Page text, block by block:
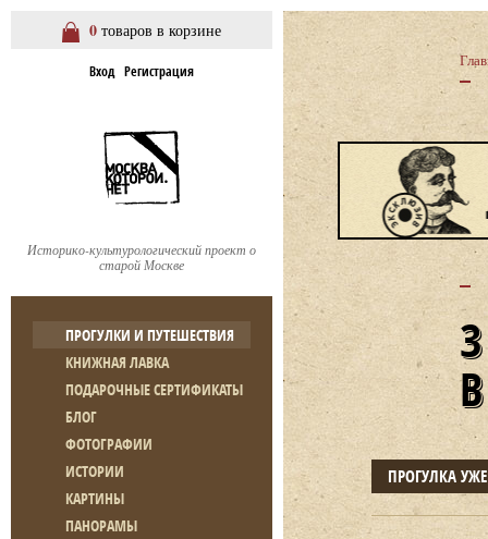
0 товаров в корзине
Вход Регистрация
Историко-культурологический проект о
старой Москве
ПРОГУЛКИ И ПУТЕШЕСТВИЯ
КНИЖНАЯ ЛАВКА
ПОДАРОЧНЫЕ СЕРТИФИКАТЫ
БЛОГ
ФОТОГРАФИИ
ИСТОРИИ
КАРТИНЫ
ПАНОРАМЫ
ПРОГУЛКА